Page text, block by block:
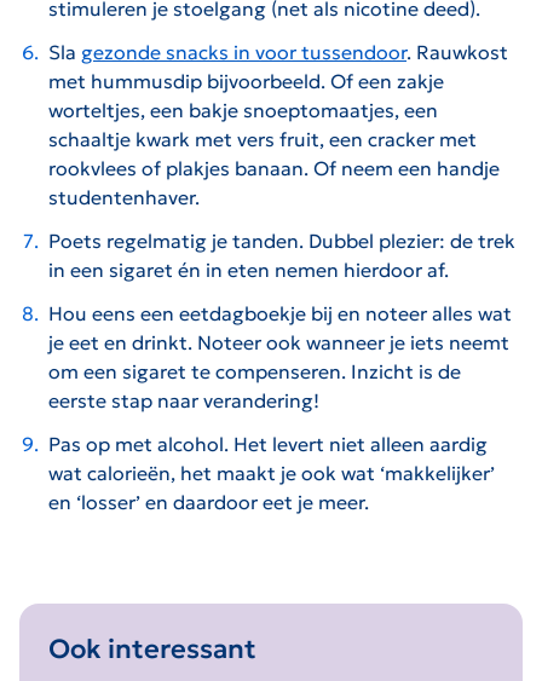
stimuleren je stoelgang (net als nicotine deed).
Sla gezonde snacks in voor tussendoor. Rauwkost
met hummusdip bijvoorbeeld. Of een zakje
worteltjes, een bakje snoeptomaatjes, een
schaaltje kwark met vers fruit, een cracker met
rookvlees of plakjes banaan. Of neem een handje
studentenhaver.
Poets regelmatig je tanden. Dubbel plezier: de trek
in een sigaret én in eten nemen hierdoor af.
Hou eens een eetdagboekje bij en noteer alles wat
je eet en drinkt. Noteer ook wanneer je iets neemt
om een sigaret te compenseren. Inzicht is de
eerste stap naar verandering!
Pas op met alcohol. Het levert niet alleen aardig
wat calorieën, het maakt je ook wat ‘makkelijker’
en ‘losser’ en daardoor eet je meer.
Ook interessant